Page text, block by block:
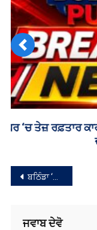
ਦਿੱਲੀ-NCR ‘ਚ
Previous
ਸੰਪਾਦਨਾ
ਬਠਿੰਡਾ ‘ਚ ਵੱਡੇ ਪੱਧਰ ‘ਤੇ ਨਾਜਾਇਜ਼ ਕਬਜ਼ਿਆਂ ਨੂੰ ਲੈ ਕੇ ਹਾਈ ਕੋਰਟ ਵਲੋਂ DC ਅਤੇ SSP ਨੂੰ ਚੇਤਾਵਨੀ
ਜਵਾਬ ਦੇਵੋ